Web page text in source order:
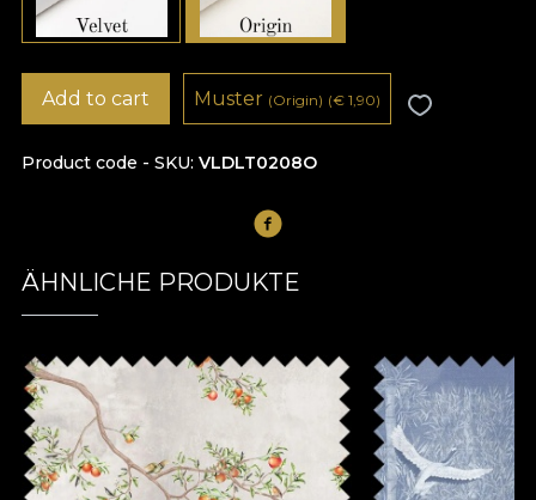
Product code - SKU VLDLT0208O
Add to cart Muster (Origin) (€ 1,90)
ÄHNLICHE PRODUKTE